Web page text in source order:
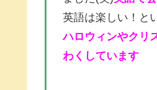
英語は楽しい！と
ハロウィンやクリ
わくしています